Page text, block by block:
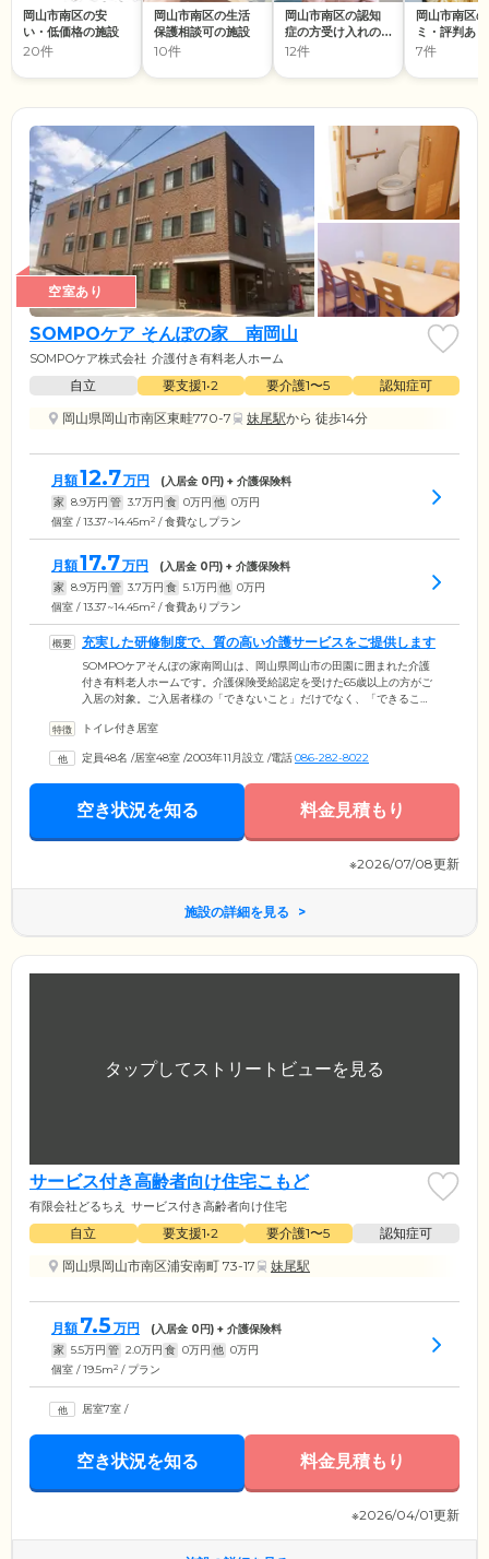
岡山市南区の安
い・低価格の施設
20件
岡山市南区の生活
保護相談可の施設
10件
岡山市南区の認知
症の方受け入れの
施設
12件
岡山市南区
ミ・評判あ
設
7件
空室あり
SOMPOケア そんぽの家 南岡山
SOMPOケア株式会社 介護付き有料老人ホーム
自立 要支援1•2 要介護1〜5
認知症可
岡山県岡山市南区東畦770-7
妹尾駅から 徒歩14分
月額12.7万円 (入居金 0 円) + 介護保険料
家 8.9万円 管 3.7万円 食 0万円 他 0万円
個室 / 13.37~14.45m2 / 食費なしプラン
月額17.7万円 (入居金 0 円) + 介護保険料
家 8.9万円 管 3.7万円 食 5.1万円 他 0万円
個室 / 13.37~14.45m2 / 食費ありプラン
充実した研修制度で、質の高い介護サービスをご提供します
SOMPOケアそんぽの家南岡山は、岡山県岡山市の田園に囲まれた介護
付き有料老人ホームです。介護保険受給認定を受けた65歳以上の方がご
入居の対象。ご入居者様の「できないこと」だけでなく、「できるこ
いただけるよう支援いたします。スタッフは本社や企業内大学
る知識や技術を磨き、介護サービスの質を高めています。また、全社で
取り組みや事例を共有する「事例研究発表会」を毎年開催。よりよいサ
トイレ付き居室
定員48名 /居室48室 /2003年11月設立 /電話086-282-8022
空き状況を知る 料金見積もり
※2026/07/08更新
施設の詳細を見る
サービス付き高齢者向け住宅こもど
有限会社どるちえ サービス付き高齢者向け住宅
自立 要支援1•2 要介護1〜5
認知症可
岡山県岡山市南区浦安南町 73-17
妹尾駅
月額 7.5 万円 (入居金 0 円) + 介護保険料
家 5.5万円 管 2.0万円 食 0万円 他 0万円
個室 / 19.5m2 / プラン
居室7室 /
空き状況を知る 料金見積もり
※2026/04/01更新